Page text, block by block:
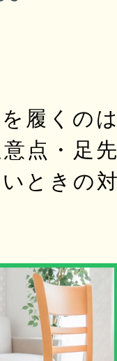
履くの
点・足
ときの